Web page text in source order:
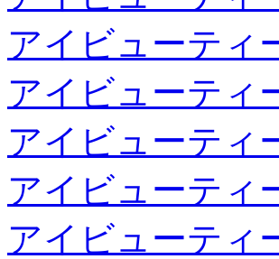
アイビューティ
アイビューティ
アイビューティ
アイビューティ
アイビューティ